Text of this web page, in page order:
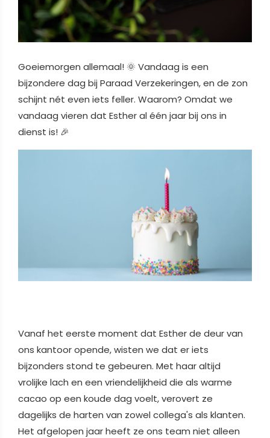
Goeiemorgen allemaal! 🌞 Vandaag is een
bijzondere dag bij Paraad Verzekeringen, en de zon
schijnt nét even iets feller. Waarom? Omdat we
vandaag vieren dat Esther al één jaar bij ons in
dienst is! 🎉
Vanaf het eerste moment dat Esther de deur van
ons kantoor opende, wisten we dat er iets
bijzonders stond te gebeuren. Met haar altijd
vrolijke lach en een vriendelijkheid die als warme
cacao op een koude dag voelt, verovert ze
dagelijks de harten van zowel collega's als klanten.
Het afgelopen jaar heeft ze ons team niet alleen